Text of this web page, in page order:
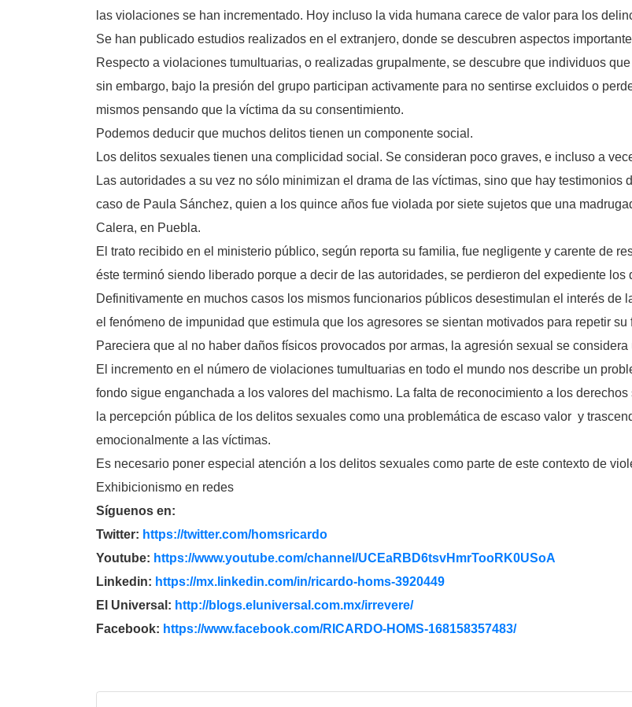
las violaciones se han incrementado. Hoy incluso la vida humana carece de valor para los
Se han publicado estudios realizados en el extranjero, donde se descubren aspectos
Respecto a violaciones tumultuarias, o realizadas grupalmente, se descubre que individuos
sin embargo, bajo la presión del grupo participan activamente para no sentirse excluidos o
mismos pensando que la víctima da su consentimiento.
Podemos deducir que muchos delitos tienen un componente social.
Los delitos sexuales tienen una complicidad social. Se consideran poco graves, e incluso a
Las autoridades a su vez no sólo minimizan el drama de las víctimas, sino que hay testimonios
caso de Paula Sánchez, quien a los quince años fue violada por siete sujetos que una
Calera, en Puebla.
El trato recibido en el ministerio público, según reporta su familia, fue negligente y carente de
éste terminó siendo liberado porque a decir de las autoridades, se perdieron del expediente
Definitivamente en muchos casos los mismos funcionarios públicos desestimulan el interés de
el fenómeno de impunidad que estimula que los agresores se sientan motivados para repetir
Pareciera que al no haber daños físicos provocados por armas, la agresión sexual se considera
El incremento en el número de violaciones tumultuarias en todo el mundo nos describe un
fondo sigue enganchada a los valores del machismo. La falta de reconocimiento a los
la percepción pública de los delitos sexuales como una problemática de escaso valor y
emocionalmente a las víctimas.
Es necesario poner especial atención a los delitos sexuales como parte de este contexto de
Exhibicionismo en redes
Síguenos en:
Twitter: https://twitter.com/homsricardo
Youtube: https://www.youtube.com/channel/UCEaRBD6tsvHmrTooRK0USoA
Linkedin: https://mx.linkedin.com/in/ricardo-homs-3920449
El Universal: http://blogs.eluniversal.com.mx/irrevere/
Facebook: https://www.facebook.com/RICARDO-HOMS-168158357483/